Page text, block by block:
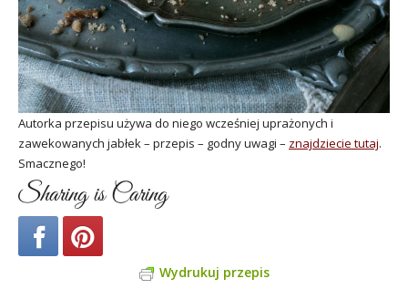
Autorka przepisu używa do niego wcześniej uprażonych i
zawekowanych jabłek – przepis – godny uwagi – znajdziecie tutaj.
Smacznego!
Sharing is Caring
Wydrukuj przepis